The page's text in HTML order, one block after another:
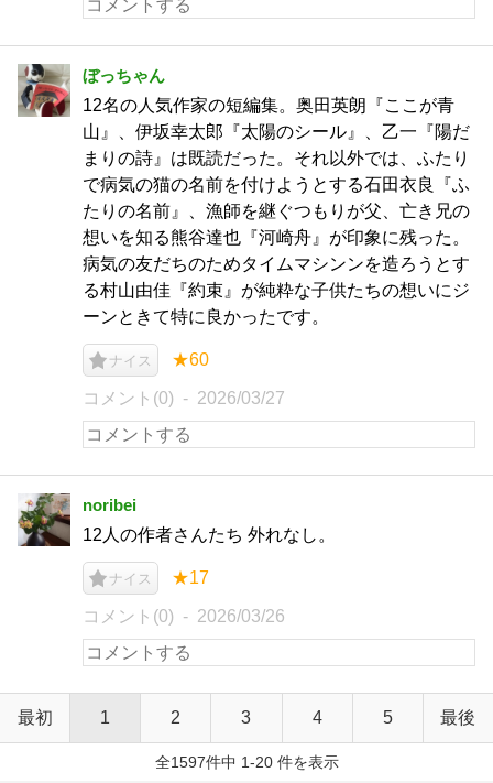
ぼっちゃん
12名の人気作家の短編集。奥田英朗『ここが青
山』、伊坂幸太郎『太陽のシール』、乙一『陽だ
まりの詩』は既読だった。それ以外では、ふたり
で病気の猫の名前を付けようとする石田衣良『ふ
たりの名前』、漁師を継ぐつもりが父、亡き兄の
想いを知る熊谷達也『河崎舟』が印象に残った。
病気の友だちのためタイムマシンンを造ろうとす
る村山由佳『約束』が純粋な子供たちの想いにジ
ーンときて特に良かったです。
ナイス ★60
コメント(0) 2026/03/27
noribei
12人の作者さんたち 外れなし。
ナイス ★17
コメント(0) 2026/03/26
最初 1 2 3 4 5 最後
全1597件中 1-20 件を表示